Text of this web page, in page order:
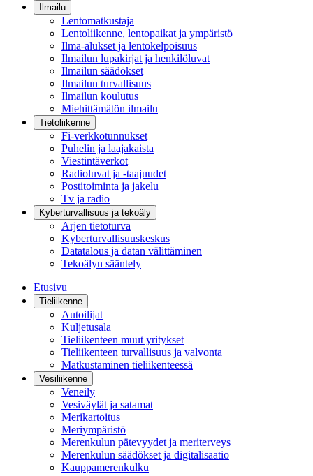
Ilmailu
Lentomatkustaja
Lentoliikenne, lentopaikat ja ympäristö
Ilma-alukset ja lentokelpoisuus
Ilmailun lupakirjat ja henkilöluvat
Ilmailun säädökset
Ilmailun turvallisuus
Ilmailun koulutus
Miehittämätön ilmailu
Tietoliikenne
Fi-verkkotunnukset
Puhelin ja laajakaista
Viestintäverkot
Radioluvat ja -taajuudet
Postitoiminta ja jakelu
Tv ja radio
Kyberturvallisuus ja tekoäly
Arjen tietoturva
Kyberturvallisuuskeskus
Datatalous ja datan välittäminen
Tekoälyn sääntely
Etusivu
Tieliikenne
Autoilijat
Kuljetusala
Tieliikenteen muut yritykset
Tieliikenteen turvallisuus ja valvonta
Matkustaminen tieliikenteessä
Vesiliikenne
Veneily
Vesiväylät ja satamat
Merikartoitus
Meriympäristö
Merenkulun pätevyydet ja meriterveys
Merenkulun säädökset ja digitalisaatio
Kauppamerenkulku